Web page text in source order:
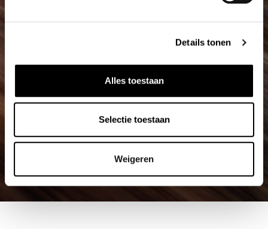
Details tonen
Alles toestaan
Selectie toestaan
Weigeren